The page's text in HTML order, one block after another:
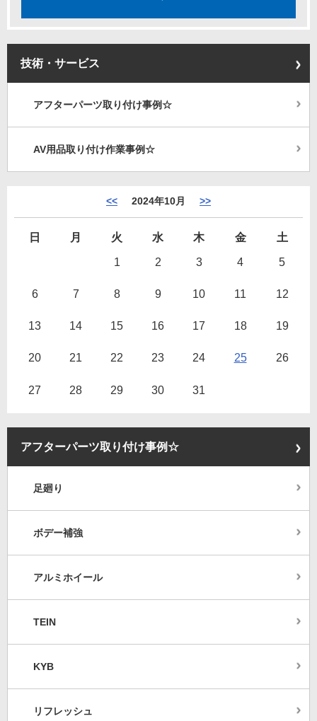
技術・サービス
アフターパーツ取り付け事例☆
AV用品取り付け作業事例☆
<< 2024年10月 >>
日 月 火 水 木 金
土
1
2 3 4 5
6 7 8 9 10 11 12
13 14 15 16 17 18 19
20 21 22 23 24 25 26
27 28 29 30 31
アフターパーツ取り付け事例☆
足廻り
ボデー補強
アルミホイール
TEIN
KYB
リフレッシュ